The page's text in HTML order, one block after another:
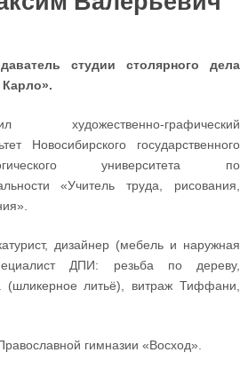
студии столярного дела
художественно-графический
Новосибирского государственного
университета по
«Учитель труда, рисования,
дизайнер (мебель и наружная
ДПИ: резьба по дереву,
(шликерное литьё), витраж Тиффани,
гимназии «Восход».